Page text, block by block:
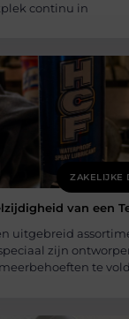
continu in
ZAKELIJKE
van een
uitgebreid
zijn
te